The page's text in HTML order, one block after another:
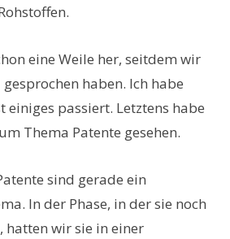
eine Weile her, seitdem wir
haben. Ich habe
einiges passiert. Letztens habe
Thema Patente gesehen.
sind gerade ein
In der Phase, in der sie noch
hatten wir sie in einer